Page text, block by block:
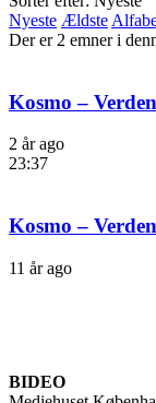
Nyeste Ældste
Der er 2 emner i
Kosmo –
2 år ago
23:37
Kosmo –
11 år ago
BIDEO